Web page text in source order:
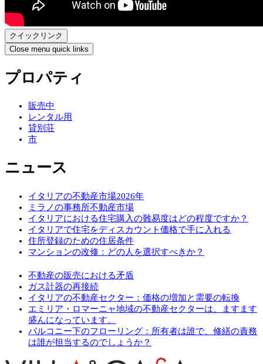
クイックリンク
Close menu quick links
プロパティ
販売中
レンタル用
貸別荘
市
ニュース
イタリアの不動産市場2026年
ミラノの事務所不動産市場
イタリアにおける住宅購入の難易度はどの程度ですか？
イタリアで住宅をディスカウント価格で手に入れる
住所登録のための住居条件
マンションの改修：どの人を選択すべきか？
不動産の販売における矛盾
ガス計器の再接続
イタリアの不動産セクター：価格の増加と需要の転換
エミリア・ロマーニャ地域の不動産セクターは、ますます
盛んになっています。
バルコニー下のフローリング：所有者は誰で、修繕の責務
は誰が担当するのでしょうか？